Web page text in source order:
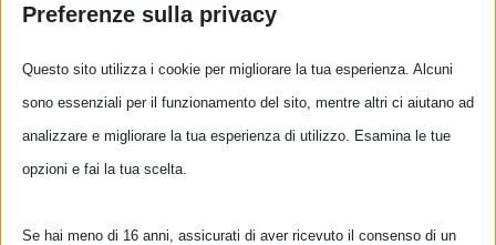
Condividilo con i tuoi amici!
Facebook
X LinkedInTumblrPinterestEmail
Preferenze sulla privacy
Questo sito utilizza i cookie per migliorare la tua esperienza. Alcuni
sono essenziali per il funzionamento del sito, mentre altri ci aiutano ad
analizzare e migliorare la tua esperienza di utilizzo. Esamina le tue
opzioni e fai la tua scelta.
Se hai meno di 16 anni, assicurati di aver ricevuto il consenso di un